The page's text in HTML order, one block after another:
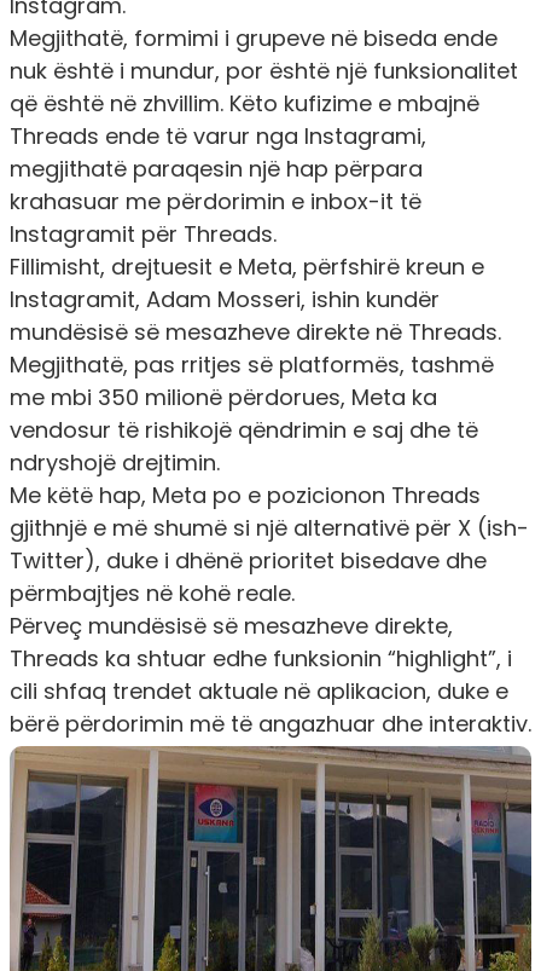
Megjithatë, formimi i grupeve në biseda ende
nuk është i mundur, por është një funksionalitet
që është në zhvillim. Këto kufizime e mbajnë
Threads ende të varur nga Instagrami,
megjithatë paraqesin një hap përpara
krahasuar me përdorimin e inbox-it të
Instagramit për Threads.
Fillimisht, drejtuesit e Meta, përfshirë kreun e
Instagramit, Adam Mosseri, ishin kundër
mundësisë së mesazheve direkte në Threads.
Megjithatë, pas rritjes së platformës, tashmë
me mbi 350 milionë përdorues, Meta ka
vendosur të rishikojë qëndrimin e saj dhe të
ndryshojë drejtimin.
Me këtë hap, Meta po e pozicionon Threads
gjithnjë e më shumë si një alternativë për X (ish-
Twitter), duke i dhënë prioritet bisedave dhe
përmbajtjes në kohë reale.
Përveç mundësisë së mesazheve direkte,
Threads ka shtuar edhe funksionin “highlight”, i
cili shfaq trendet aktuale në aplikacion, duke e
bërë përdorimin më të angazhuar dhe interaktiv.